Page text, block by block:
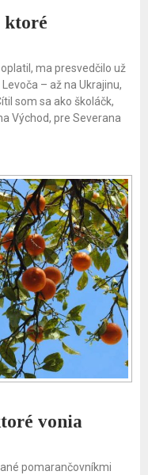
ktoré
ma presvedčilo už
– až na Ukrajinu,
som sa ako školáčk,
Východ, pre Severana
vonia
pomarančovníkmi